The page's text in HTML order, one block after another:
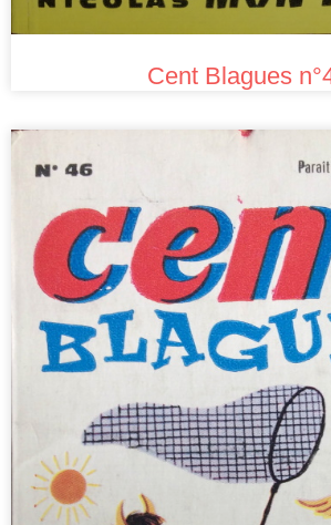
Cent Blagues